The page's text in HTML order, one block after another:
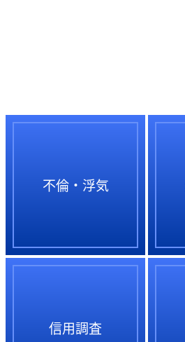
不倫・浮気
信用調査